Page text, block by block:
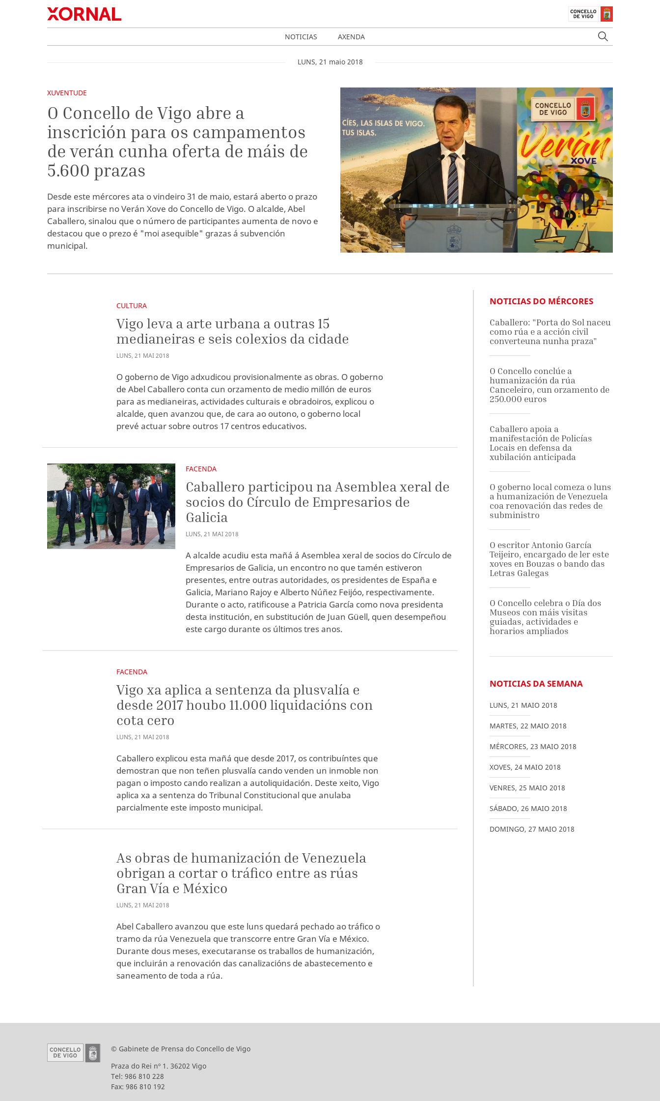
NOTICIAS AXENDA
LUNS, 21 maio 2018
XUVENTUDE
O Concello de Vigo abre a
inscrición para os campamentos
de verán cunha oferta de máis de
5.600 prazas
Desde este mércores ata o vindeiro 31 de maio, estará aberto o prazo
para inscribirse no Verán Xove do Concello de Vigo. O alcalde, Abel
Caballero, sinalou que o número de participantes aumenta de novo e
destacou que o prezo é "moi asequible" grazas á subvención
municipal.
CULTURA
Vigo leva a arte urbana a outras 15
medianeiras e seis colexios da cidade
LUNS,21 MAI2018
O goberno de Vigo adxudicou provisionalmente as obras. O goberno
de Abel Caballero conta cun orzamento de medio millón de euros
para as medianeiras, actividades culturais e obradoiros, explicou o
alcalde, quen avanzou que, de cara ao outono, o goberno local
prevé actuar sobre outros 17 centros educativos.
FACENDA
Caballero participou na Asemblea xeral de
socios do Círculo de Empresarios de
Galicia
LUNS,21 MAI2018
A alcalde acudiu esta mañá á Asemblea xeral de socios do Círculo de
Empresarios de Galicia, un encontro no que tamén estiveron
presentes, entre outras autoridades, os presidentes de España e
Galicia, Mariano Rajoy e Alberto Núñez Feijóo, respectivamente.
Durante o acto, ratificouse a Patricia García como nova presidenta
desta institución, en substitución de Juan Güell, quen desempeñou
este cargo durante os últimos tres anos.
FACENDA
Vigo xa aplica a sentenza da plusvalía e
desde 2017 houbo 11.000 liquidacións con
cota cero
LUNS,21 MAI2018
Caballero explicou esta mañá que desde 2017, os contribuíntes que
demostran que non teñen plusvalía cando venden un inmoble non
pagan o imposto cando realizan a autoliquidación. Deste xeito, Vigo
aplica xa a sentenza do Tribunal Constitucional que anulaba
parcialmente este imposto municipal.
As obras de humanización de Venezuela
obrigan a cortar o tráfico entre as rúas
Gran Vía e México
LUNS,21 MAI2018
Abel Caballero avanzou que este luns quedará pechado ao tráfico o
tramo da rúa Venezuela que transcorre entre Gran Vía e México.
Durante dous meses, executaranse os traballos de humanización,
que incluirán a renovación das canalizacións de abastecemento e
saneamento de toda a rúa.
NOTICIAS DO MÉRCORES
Caballero: "Porta do Sol naceu
como rúa e a acción civil
converteuna nunha praza"
O Concello conclúe a
humanización da rúa
Canceleiro, cun orzamento de
250.000 euros
Caballero apoia a
manifestación de Policías
Locais en defensa da
xubilación anticipada
O goberno local comeza o luns
a humanización de Venezuela
coa renovación das redes de
subministro
O escritor Antonio García
Teijeiro, encargado de ler este
xoves en Bouzas o bando das
Letras Galegas
O Concello celebra o Día dos
Museos con máis visitas
guiadas, actividades e
horarios ampliados
NOTICIAS DA SEMANA
LUNS, 21 MAIO 2018
MARTES, 22 MAIO 2018
MÉRCORES, 23 MAIO 2018
XOVES, 24 MAIO 2018
VENRES, 25 MAIO 2018
SÁBADO, 26 MAIO 2018
DOMINGO, 27 MAIO 2018
© Gabinete de Prensa do Concello de Vigo
Praza do Rei nº 1. 36202 Vigo
Tel: 986 810 228
Fax: 986 810 192